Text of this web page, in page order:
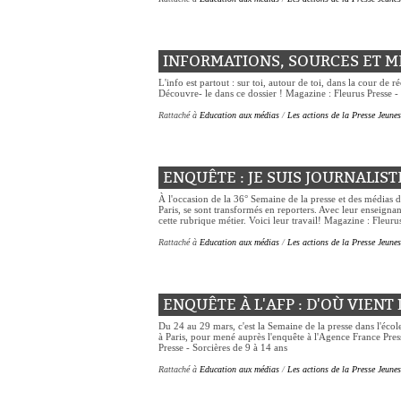
INFORMATIONS, SOURCES ET
L'info est partout : sur toi, autour de toi, dans la cour de
Découvre- le dans ce dossier ! Magazine : Fleurus Presse -
Rattaché à Education aux médias / Les actions de la Presse
ENQUÊTE : JE SUIS
À l'occasion de la 36° Semaine de la presse et des
Paris, se sont transformés en reporters. Avec leur
cette rubrique métier. Voici leur travail! Magazine :
Rattaché à Education aux médias / Les actions de la Presse
ENQUÊTE À L'AFP : D'OÙ VIENT
Du 24 au 29 mars, c'est la Semaine de la presse dans
à Paris, pour mené auprès l'enquête à l'Agence France
Presse - Sorcières de 9 à 14 ans
Rattaché à Education aux médias / Les actions de la Presse